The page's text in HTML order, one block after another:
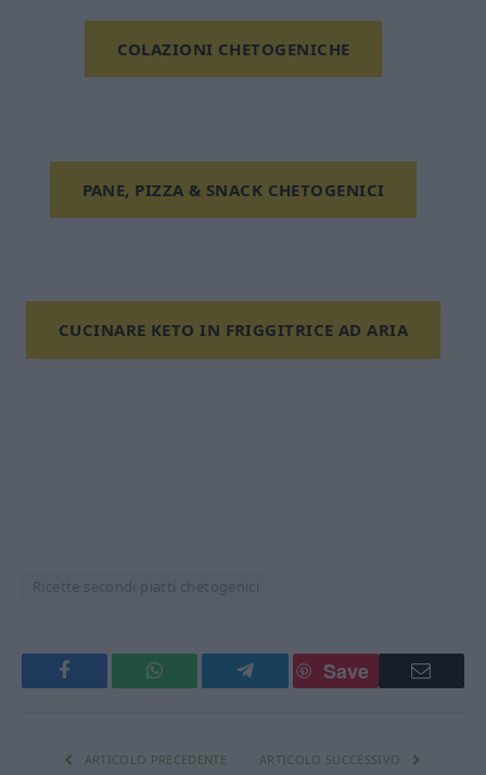
COLAZIONI CHETOGENICHE
PANE, PIZZA & SNACK CHETOGENICI
CUCINARE KETO IN FRIGGITRICE AD ARIA
Ricette secondi piatti chetogenici
Facebook WhatsApp Telegram
Save
Email
ARTICOLO PRECEDENTE ARTICOLO SUCCESSIVO